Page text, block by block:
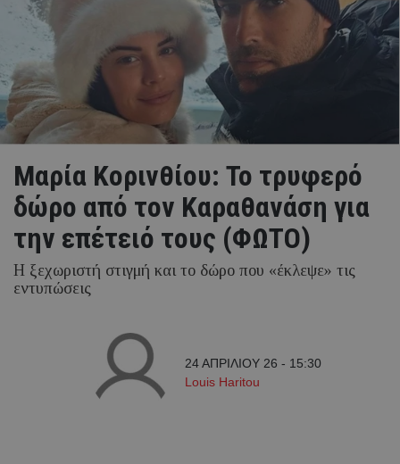
Μαρία Κορινθίου: Το τρυφερό
δώρο από τον Καραθανάση για
την επέτειό τους (ΦΩΤΟ)
Η ξεχωριστή στιγμή και το δώρο που «έκλεψε» τις
εντυπώσεις
24 ΑΠΡΙΛΙΟΥ 26 - 15:30
Louis Haritou